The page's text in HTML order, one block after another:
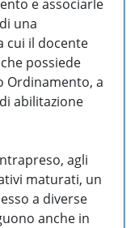
e associarle
una
cui il docente
possiede
Ordinamento, a
abilitazione
agli
maturati, un
a diverse
anche in